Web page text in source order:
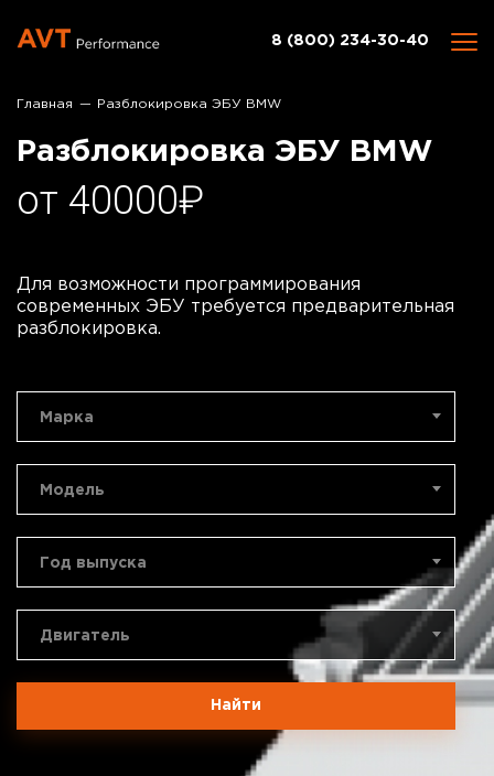
8 (800) 234-30-40
Главная Разблокировка ЭБУ BMW
Разблокировка ЭБУ BMW
от 40000₽
Для возможности программирования
современных ЭБУ требуется предварительная
разблокировка.
Марка
Модель
Год выпуска
Двигатель
Найти